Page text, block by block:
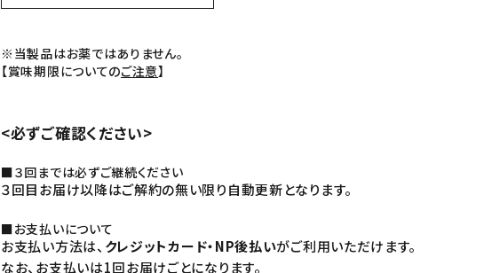
※当製品はお薬ではありません。
【賞味期限についてのご注意】
<必ずご確認ください>
■３回までは必ずご継続ください
３回目お届け以降はご解約の無い限り自動更新となります。
■お支払いについて
お支払い方法は、 クレジットカード・NP後払いがご利用いただけます。
なお、お支払いは1回お届けごとになります。